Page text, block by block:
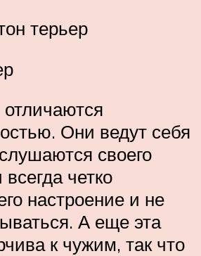
терьер
Они ведут себя
своего
четко
настроение и не
А еще эта
к чужим, так что